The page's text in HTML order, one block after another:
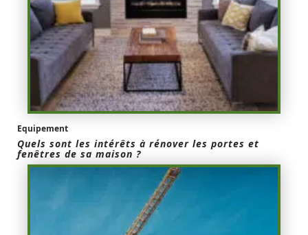
Equipement
Quels sont les intérêts à rénover les portes et
fenêtres de sa maison ?